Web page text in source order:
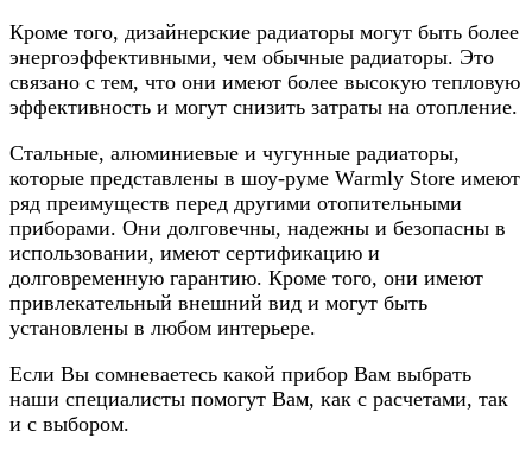
Кроме того, дизайнерские радиаторы могут быть более
энергоэффективными, чем обычные радиаторы. Это
связано с тем, что они имеют более высокую тепловую
эффективность и могут снизить затраты на отопление.
Стальные, алюминиевые и чугунные радиаторы,
которые представлены в шоу-руме Warmly Store имеют
ряд преимуществ перед другими отопительными
приборами. Они долговечны, надежны и безопасны в
использовании, имеют сертификацию и
долговременную гарантию. Кроме того, они имеют
привлекательный внешний вид и могут быть
установлены в любом интерьере.
Если Вы сомневаетесь какой прибор Вам выбрать
наши специалисты помогут Вам, как с расчетами, так
и с выбором.